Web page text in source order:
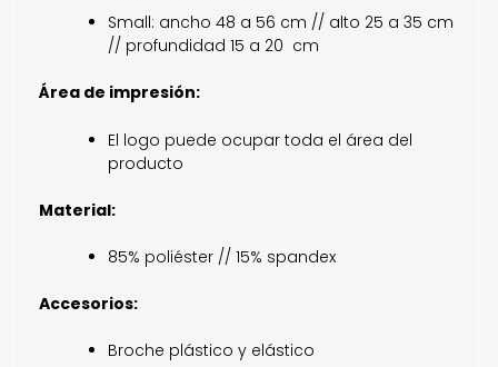
Small: ancho 48 a 56 cm // alto 25 a 35 cm
// profundidad 15 a 20 cm
Área de impresión:
El logo puede ocupar toda el área del
producto
Material:
85% poliéster // 15% spandex
Accesorios:
Broche plástico y elástico